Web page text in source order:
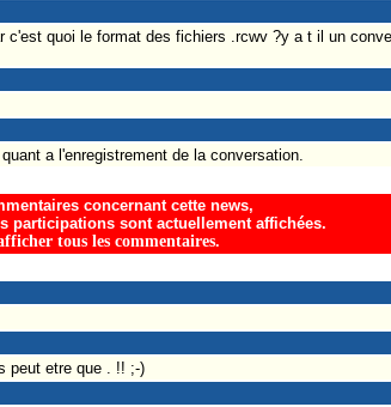
quoi le format des fichiers .rcwv ?y a t il un
a l'enregistrement de la conversation.
concernant cette news,
participations sont actuellement affichées.
tous les commentaires.
peut etre que . !! ;-)